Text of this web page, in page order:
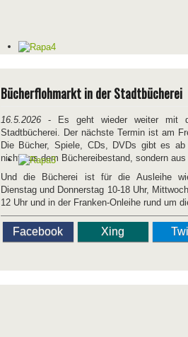
Bücherflohmarkt in der Stadtbücherei
16.5.2026- Es geht wieder weiter mit
Stadtbücherei. Der nächste Termin ist am
Die Bücher, Spiele, CDs, DVDs gibt es
nicht aus dem Büchereibestand, sondern
Und die Bücherei ist für die Ausleihe
Dienstag und Donnerstag 10-18 Uhr,
12 Uhr und in der Franken-Onleihe rund um
Facebook Xing